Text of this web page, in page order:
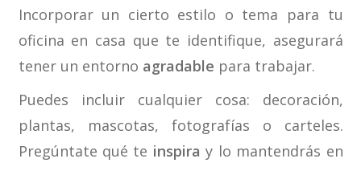
Incorporar un cierto estilo o tema para tu
oficina en casa que te identifique, asegurará
tener un entorno agradable para trabajar.
Puedes incluir cualquier cosa: decoración,
plantas, mascotas, fotografías o carteles.
Pregúntate qué te inspira y lo mantendrás en